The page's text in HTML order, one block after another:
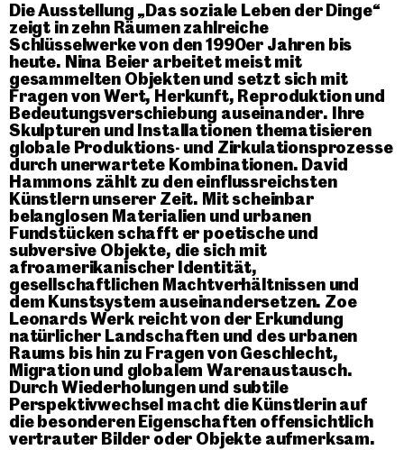
Die Ausstellung „Das soziale Leben der Dinge“
zeigt in zehn Räumen zahlreiche
Schlüsselwerke von den 1990er Jahren bis
heute. Nina Beier arbeitet meist mit
gesammelten Objekten und setzt sich mit
Fragen von Wert, Herkunft, Reproduktion und
Bedeutungsverschiebung auseinander. Ihre
Skulpturen und Installationen thematisieren
globale Produktions- und Zirkulationsprozesse
durch unerwartete Kombinationen. David
Hammons zählt zu den einflussreichsten
Künstlern unserer Zeit. Mit scheinbar
belanglosen Materialien und urbanen
Fundstücken schafft er poetische und
subversive Objekte, die sich mit
afroamerikanischer Identität,
gesellschaftlichen Machtverhältnissen und
dem Kunstsystem auseinandersetzen. Zoe
Leonards Werk reicht von der Erkundung
natürlicher Landschaften und des urbanen
Raums bis hin zu Fragen von Geschlecht,
Migration und globalem Warenaustausch.
Durch Wiederholungen und subtile
Perspektivwechsel macht die Künstlerin auf
die besonderen Eigenschaften offensichtlich
vertrauter Bilder oder Objekte aufmerksam.